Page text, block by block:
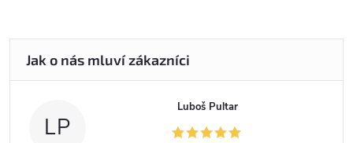
LP
Luboš Pultar